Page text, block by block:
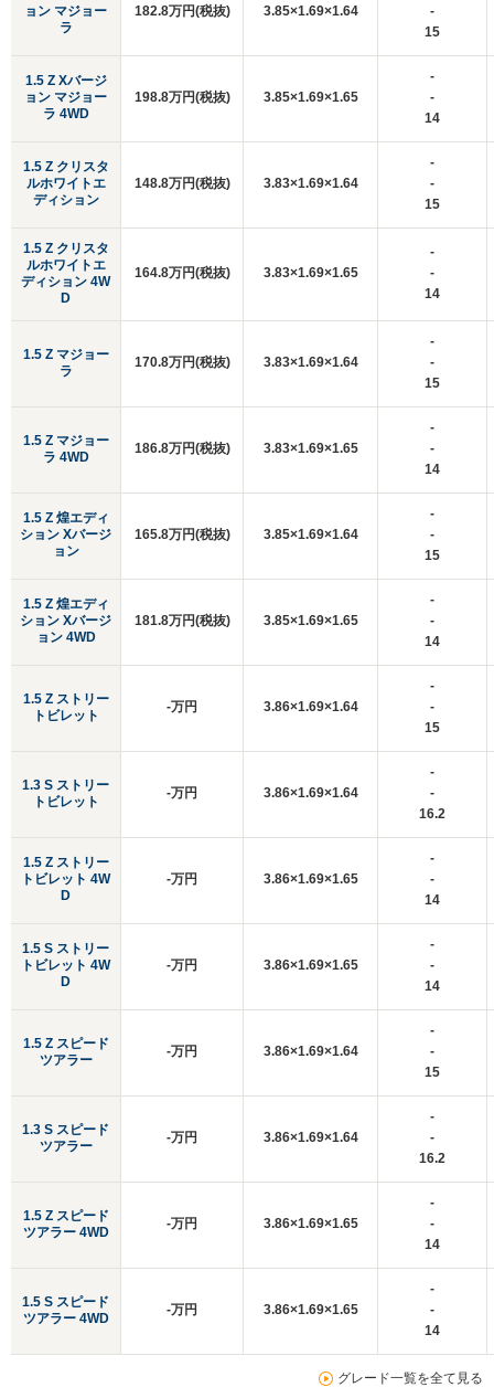
ョン マジョー
ラ
1.5 Z Xバージ
ョン マジョー
ラ 4WD
1.5 Z クリスタ
ルホワイトエ
ディション
1.5 Z クリスタ
ルホワイトエ
ディション 4W
D
1.5 Z マジョー
ラ
1.5 Z マジョー
ラ 4WD
1.5 Z 煌エディ
ション Xバージ
ョン
1.5 Z 煌エディ
ション Xバージ
ョン 4WD
1.5 Z ストリー
トビレット
1.3 S ストリー
トビレット
1.5 Z ストリー
トビレット 4W
D
1.5 S ストリー
トビレット 4W
D
1.5 Z スピード
ツアラー
1.3 S スピード
ツアラー
1.5 Z スピード
ツアラー 4WD
1.5 S スピード
ツアラー 4WD
182.8万円(税抜) 3.85×1.69×1.64
-
15
198.8万円(税抜) 3.85×1.69×1.65
-
-
14
148.8万円(税抜) 3.83×1.69×1.64
-
-
15
164.8万円(税抜) 3.83×1.69×1.65
-
-
14
170.8万円(税抜) 3.83×1.69×1.64
-
-
15
186.8万円(税抜) 3.83×1.69×1.65
-
-
14
165.8万円(税抜) 3.85×1.69×1.64
-
-
15
181.8万円(税抜) 3.85×1.69×1.65
-
-
14
-万円 3.86×1.69×1.64
-
-
15
-万円 3.86×1.69×1.64
-
-
16.2
-万円 3.86×1.69×1.65
-
-
14
-万円 3.86×1.69×1.65
-
-
14
-万円 3.86×1.69×1.64
-
-
15
-万円 3.86×1.69×1.64
-
-
16.2
-万円 3.86×1.69×1.65
-
-
14
-万円 3.86×1.69×1.65
-
-
14
グレード一覧を全て見る